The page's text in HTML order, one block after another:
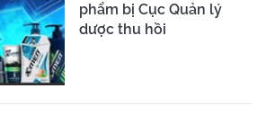
phẩm bị Cục Quản lý
dược thu hồi